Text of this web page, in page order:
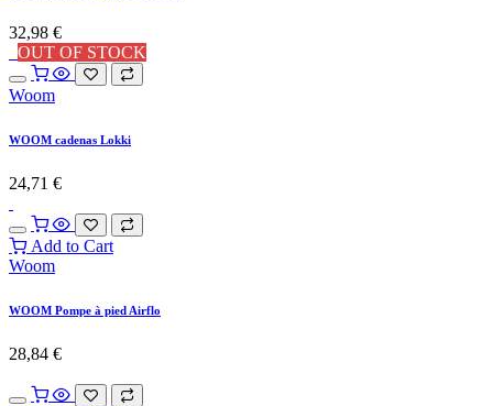
32,98 €
OUT OF STOCK
Woom
WOOM cadenas Lokki
24,71 €
Add to Cart
Woom
WOOM Pompe à pied Airflo
28,84 €